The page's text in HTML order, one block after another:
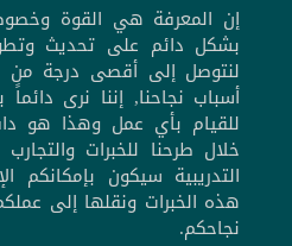
إن المعرفة هي القوة
بشكل دائم على تحديث
لنتوصل إلى أقصى درجة من
أسباب نجاحنا, إننا نرى
للقيام بأي عمل وهذا هو
خلال طرحنا للخبرات
التدريبية سيكون بإمكانكم
هذه الخبرات ونقلها إلى
نجاحكم.